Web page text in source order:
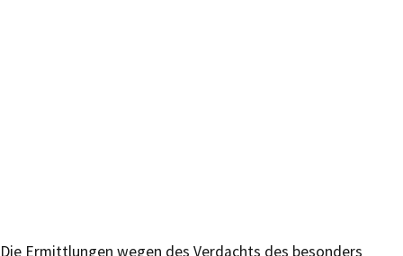
Die Ermittlungen wegen des Verdachts des besonders